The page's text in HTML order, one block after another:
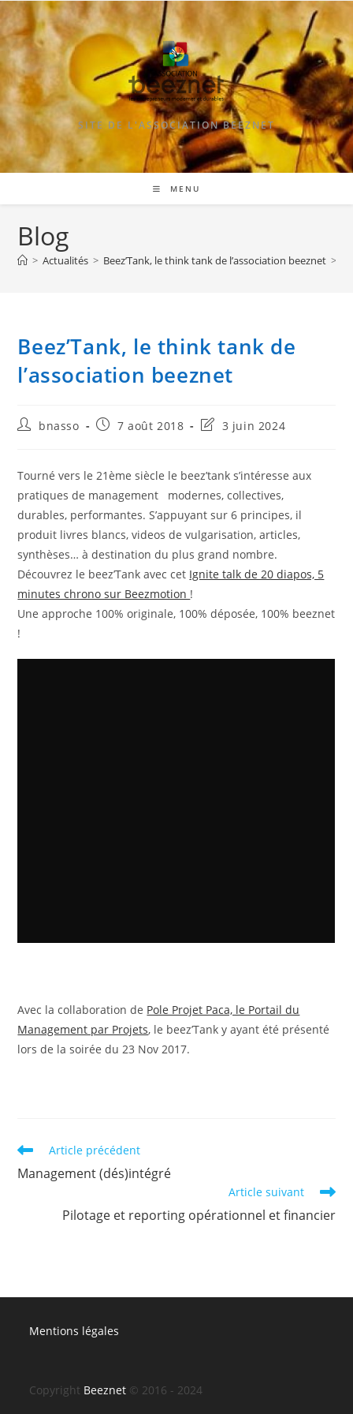
Skip
to
content
SITE DE L'ASSOCIATION BEEZNET
MENU
Blog
> Actualités > Beez’Tank, le think tank de l’association beeznet >
Beez’Tank, le think tank de
l’association beeznet
Auteur/autrice
publication :
bnasso
Publication
7 août 2018
Dernière
la
publication :
3 juin 2024
Tourné vers le 21ème siècle le beez’tank s’intéresse aux
pratiques de management modernes, collectives,
durables, performantes. S’appuyant sur 6 principes, il
produit livres blancs, videos de vulgarisation, articles,
synthèses… à destination du plus grand nombre.
Découvrez le beez’Tank avec cet Ignite talk de 20 diapos, 5
minutes chrono sur Beezmotion !
Une approche 100% originale, 100% déposée, 100% beeznet
!
Avec la collaboration de Pole Projet Paca, le Portail du
Management par Projets, le beez’Tank y ayant été présenté
lors de la soirée du 23 Nov 2017.
Read
articles
Article précédent
Management (dés)intégré
Article suivant
Pilotage et reporting opérationnel et financier
Mentions légales
Copyright Beeznet © 2016 - 2024